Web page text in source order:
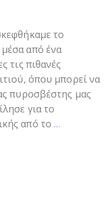
το
από ένα
τις πιθανές
όπου μπορεί να
πυροσβέστης μας
για το
από το…